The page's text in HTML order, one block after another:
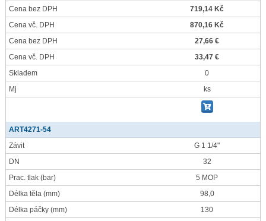
Cena bez DPH
719,14 Kč
Cena vč. DPH
870,16 Kč
Cena bez DPH
27,66 €
Cena vč. DPH
33,47 €
Skladem
0
Mj
ks
ART4271-54
Závit
G 1 1/4"
DN
32
Prac. tlak (bar)
5 MOP
Délka těla (mm)
98,0
Délka páčky (mm)
130